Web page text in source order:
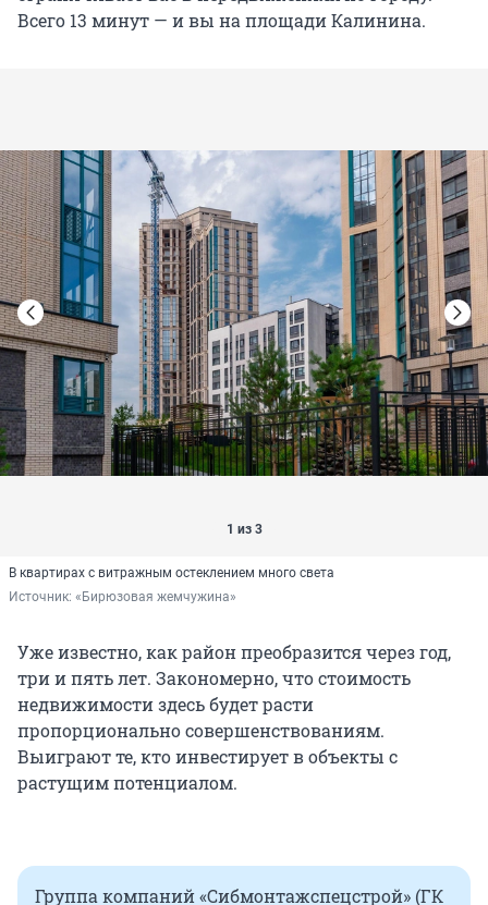
Всего 13 минут — и вы на площади Калинина.
1 из 3
В квартирах с витражным остеклением много света
Источник: «Бирюзовая жемчужина»
Уже известно, как район преобразится через год,
три и пять лет. Закономерно, что стоимость
недвижимости здесь будет расти
пропорционально совершенствованиям.
Выиграют те, кто инвестирует в объекты с
растущим потенциалом.
Группа компаний «Сибмонтажспецстрой» (ГК